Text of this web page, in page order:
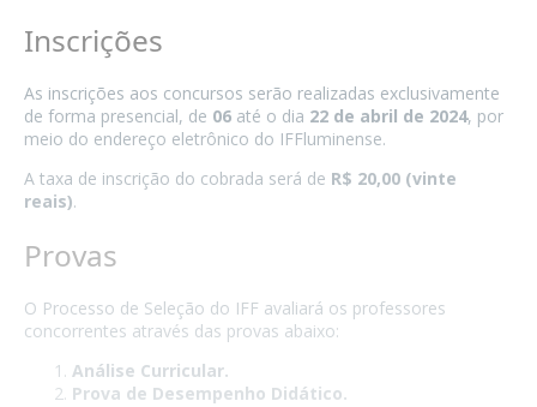
Inscrições
As inscrições aos concursos serão realizadas exclusivamente
de forma presencial, de 06 até o dia 22 de abril de 2024, por
meio do endereço eletrônico do IFFluminense.
A taxa de inscrição do cobrada será de R$ 20,00 (vinte
reais).
Provas
O Processo de Seleção do IFF avaliará os professores
concorrentes através das provas abaixo:
Análise Curricular.
Prova de Desempenho Didático.